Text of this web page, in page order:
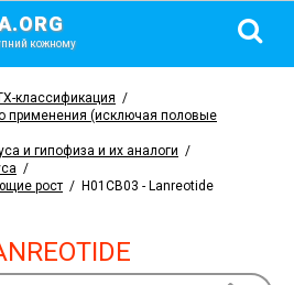
кожному
классификация /
применения (исключая половые
и гипофиза и их аналоги /
/
рост / H01CB03 - Lanreotide